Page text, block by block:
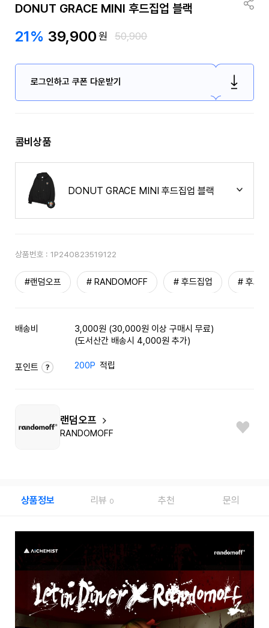
DONUT GRACE MINI 후드집업 블랙
21% 39,900원 50,900
로그인하고 쿠폰 다운받기
콤비상품
DONUT GRACE MINI 후드집업 블랙
상품번호 : 1P240823519122
#랜덤오프 # RANDOMOFF # 후드집업 # 후드
배송비
3,000원 (30,000원 이상 구매시 무료)
(도서산간 배송시 4,000원 추가)
포인트 200P 적립
랜덤오프
RANDOMOFF
상품정보 리뷰 0 추천 문의